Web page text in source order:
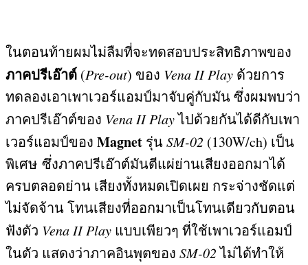
ในตอนท้ายผมไม่ลืมที่จะทดสอบประสิทธิภาพของ
ภาคปรีเอ๊าต์ (Pre-out) ของ Vena II Play ด้วยการ
ทดลองเอาเพาเวอร์แอมป์มาจับคู่กับมัน ซึ่งผมพบว่า
ภาคปรีเอ๊าต์ของ Vena II Playไปด้วยกันได้ดีกับเพา
เวอร์แอมป์ของ Magnet รุ่นSM-02 (130W/ch) เป็น
พิเศษ ซึ่งภาคปรีเอ๊าต์มันตีแผ่ย่านเสียงออกมาได้
ครบตลอดย่าน เสียงทั้งหมดเปิดเผย กระจ่างชัดแต่
ไม่จัดจ้าน โทนเสียงที่ออกมาเป็นโทนเดียวกับตอน
ฟังตัว Vena II Play แบบเพียวๆ ที่ใช้เพาเวอร์แอมป์
ในตัว แสดงว่าภาคอินพุตของ SM-02 ไม่ได้ทำให้